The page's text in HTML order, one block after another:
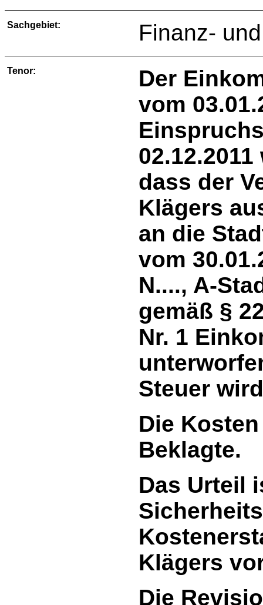
Sachgebiet: Finanz-
Tenor:
Der
vom
dass der
Klägers
an die
vom
N...., A-
gemäß §
Nr. 1
Steuer
Die
Beklagte.
Das Urteil
Klägers
Die